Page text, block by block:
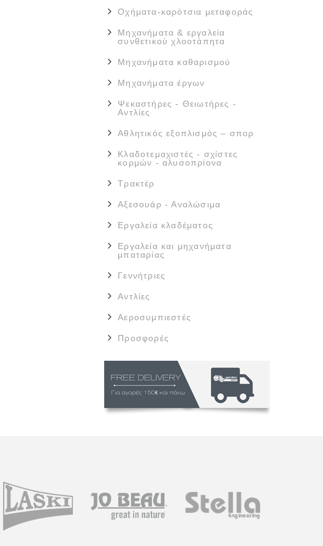
Οχήματα-καρότσια μεταφοράς
Μηχανήματα & εργαλεία
συνθετικού χλοοτάπητα
Μηχανήματα καθαρισμού
Μηχανήματα έργων
Ψεκαστήρες - Θειωτήρες -
Αντλίες
Αθλητικός εξοπλισμός – σπορ
Κλαδοτεμαχιστές - σχίστες
κορμών - αλυσοπρίονα
Τρακτέρ
Αξεσουάρ - Αναλώσιμα
Εργαλεία κλαδέματος
Εργαλεία και μηχανήματα
μπαταρίας
Γεννήτριες
Αντλίες
Αεροσυμπιεστές
Προσφορές